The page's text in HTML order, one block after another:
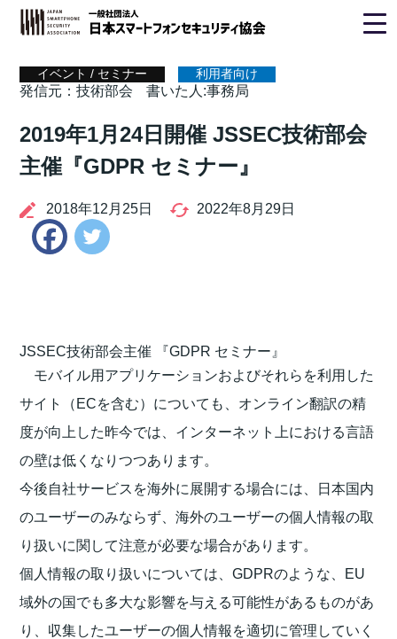
ホーム>イベント / セミナー
イベント / セミナー 利用者向け
発信元：技術部会 書いた人:事務局
2019年1月24日開催 JSSEC技術部会
主催『GDPR セミナー』
2018年12月25日 2022年8月29日
Facebook
JSSEC技術部会主催 『GDPR セミナー』
モバイル用アプリケーションおよびそれらを利用した
サイト（ECを含む）についても、オンライン翻訳の精
度が向上した昨今では、インターネット上における言語
の壁は低くなりつつあります。
今後自社サービスを海外に展開する場合には、日本国内
のユーザーのみならず、海外のユーザーの個人情報の取
り扱いに関して注意が必要な場合があります。
個人情報の取り扱いについては、GDPRのような、EU
域外の国でも多大な影響を与える可能性があるものがあ
り、収集したユーザーの個人情報を適切に管理していく